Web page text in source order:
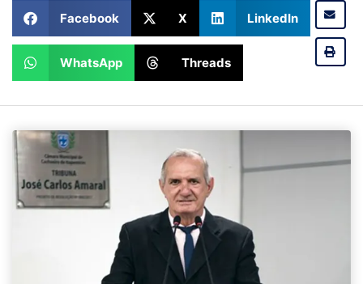
Facebook X LinkedIn
WhatsApp Threads